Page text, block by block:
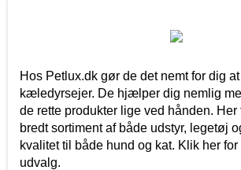
Hos Petlux.dk gør de det nemt for dig
kæledyrsejer. De hjælper dig nemlig
de rette produkter lige ved hånden. Her
bredt sortiment af både udstyr, legetøj
kvalitet til både hund og kat. Klik her
udvalg.